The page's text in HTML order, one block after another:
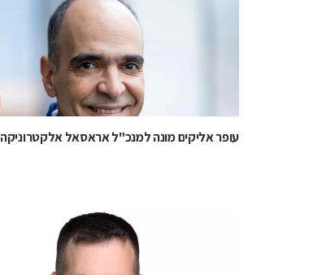
עופר אליקים מונה למנכ"ל אראסאל אלקטרוניקה